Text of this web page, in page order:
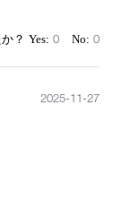
0 0
2025-11-27